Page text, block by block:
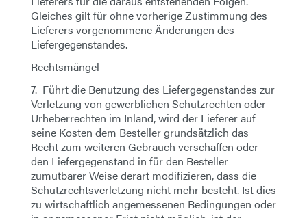
Gleiches gilt für ohne vorherige Zustimmung des
Lieferers vorgenommene Änderungen des
Liefergegenstandes.
Rechtsmängel
7. Führt die Benutzung des Liefergegenstandes zur
Verletzung von gewerblichen Schutzrechten oder
Urheberrechten im Inland, wird der Lieferer auf
seine Kosten dem Besteller grundsätzlich das
Recht zum weiteren Gebrauch verschaffen oder
den Liefergegenstand in für den Besteller
zumutbarer Weise derart modifizieren, dass die
Schutzrechtsverletzung nicht mehr besteht. Ist dies
zu wirtschaftlich angemessenen Bedingungen oder